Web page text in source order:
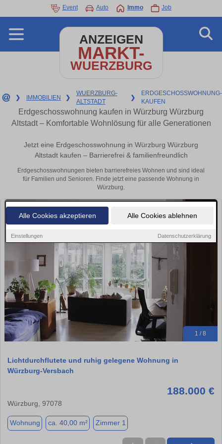
Alle Cookies akzeptieren Alle Cookies ablehnen
Einstellungen Datenschutzerklärung
Event Auto Immo Job
ANZEIGEN
MARKT-
WUERZBURG
❯ IMMOBILIEN ❯
WUERZBURG-
ALTSTADT
❯
ERDGESCHOSSWOHNUNG-
KAUFEN
Erdgeschosswohnung kaufen in Würzburg Würzburg
Altstadt – Komfortable Wohnlösung für alle Generationen
Jetzt eine Erdgeschosswohnung in Würzburg Würzburg
Altstadt kaufen – Barrierefrei & familienfreundlich
Erdgeschosswohnungen bieten barrierefreies Wohnen und sind ideal
für Familien und Senioren. Finde jetzt eine passende Wohnung in
Würzburg.
1 / 8
Lichtdurchflutete und ruhig gelegene Wohnung in
Würzburg-Versbach
188.000 €
Würzburg, 97078
Wohnung ca. 40,00 m² Zimmer 1